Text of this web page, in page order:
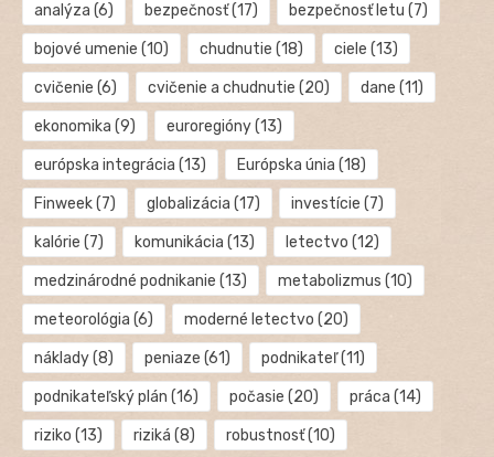
analýza (6) bezpečnosť(17) bezpečnosť letu (7)
bojové umenie (10) chudnutie (18) ciele (13)
cvičenie (6) cvičenie a chudnutie (20) dane (11)
ekonomika (9) euroregióny(13)
európska integrácia (13) Európska únia (18)
Finweek(7) globalizácia (17) investície (7)
kalórie (7) komunikácia (13) letectvo (12)
medzinárodné podnikanie (13) metabolizmus (10)
meteorológia (6) moderné letectvo (20)
náklady(8) peniaze (61) podnikateľ(11)
podnikateľský plán (16) počasie (20) práca (14)
riziko (13) riziká (8) robustnosť(10)